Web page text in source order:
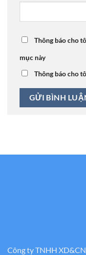
Thông báo cho
mục này
Thông báo cho
Công ty TNHH